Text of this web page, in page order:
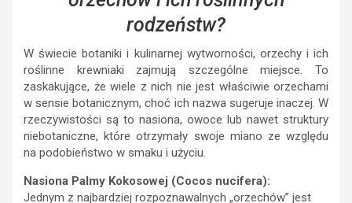
W świecie botaniki i kulinarnej wytworności, orzechy i ich
roślinne krewniaki zajmują szczególne miejsce. To
zaskakujące, że wiele z nich nie jest właściwie orzechami
w sensie botanicznym, choć ich nazwa sugeruje inaczej. W
rzeczywistości są to nasiona, owoce lub nawet struktury
niebotaniczne, które otrzymały swoje miano ze względu
na podobieństwo w smaku i użyciu.
Nasiona Palmy Kokosowej (Cocos nucifera):
Jednym z najbardziej rozpoznawalnych „orzechów” jest
kokos. Nie jest to jednak orzech, lecz nasiono palmy
kokosowej. Bogate w witaminy, minerały i zdrowe tłuszcze,